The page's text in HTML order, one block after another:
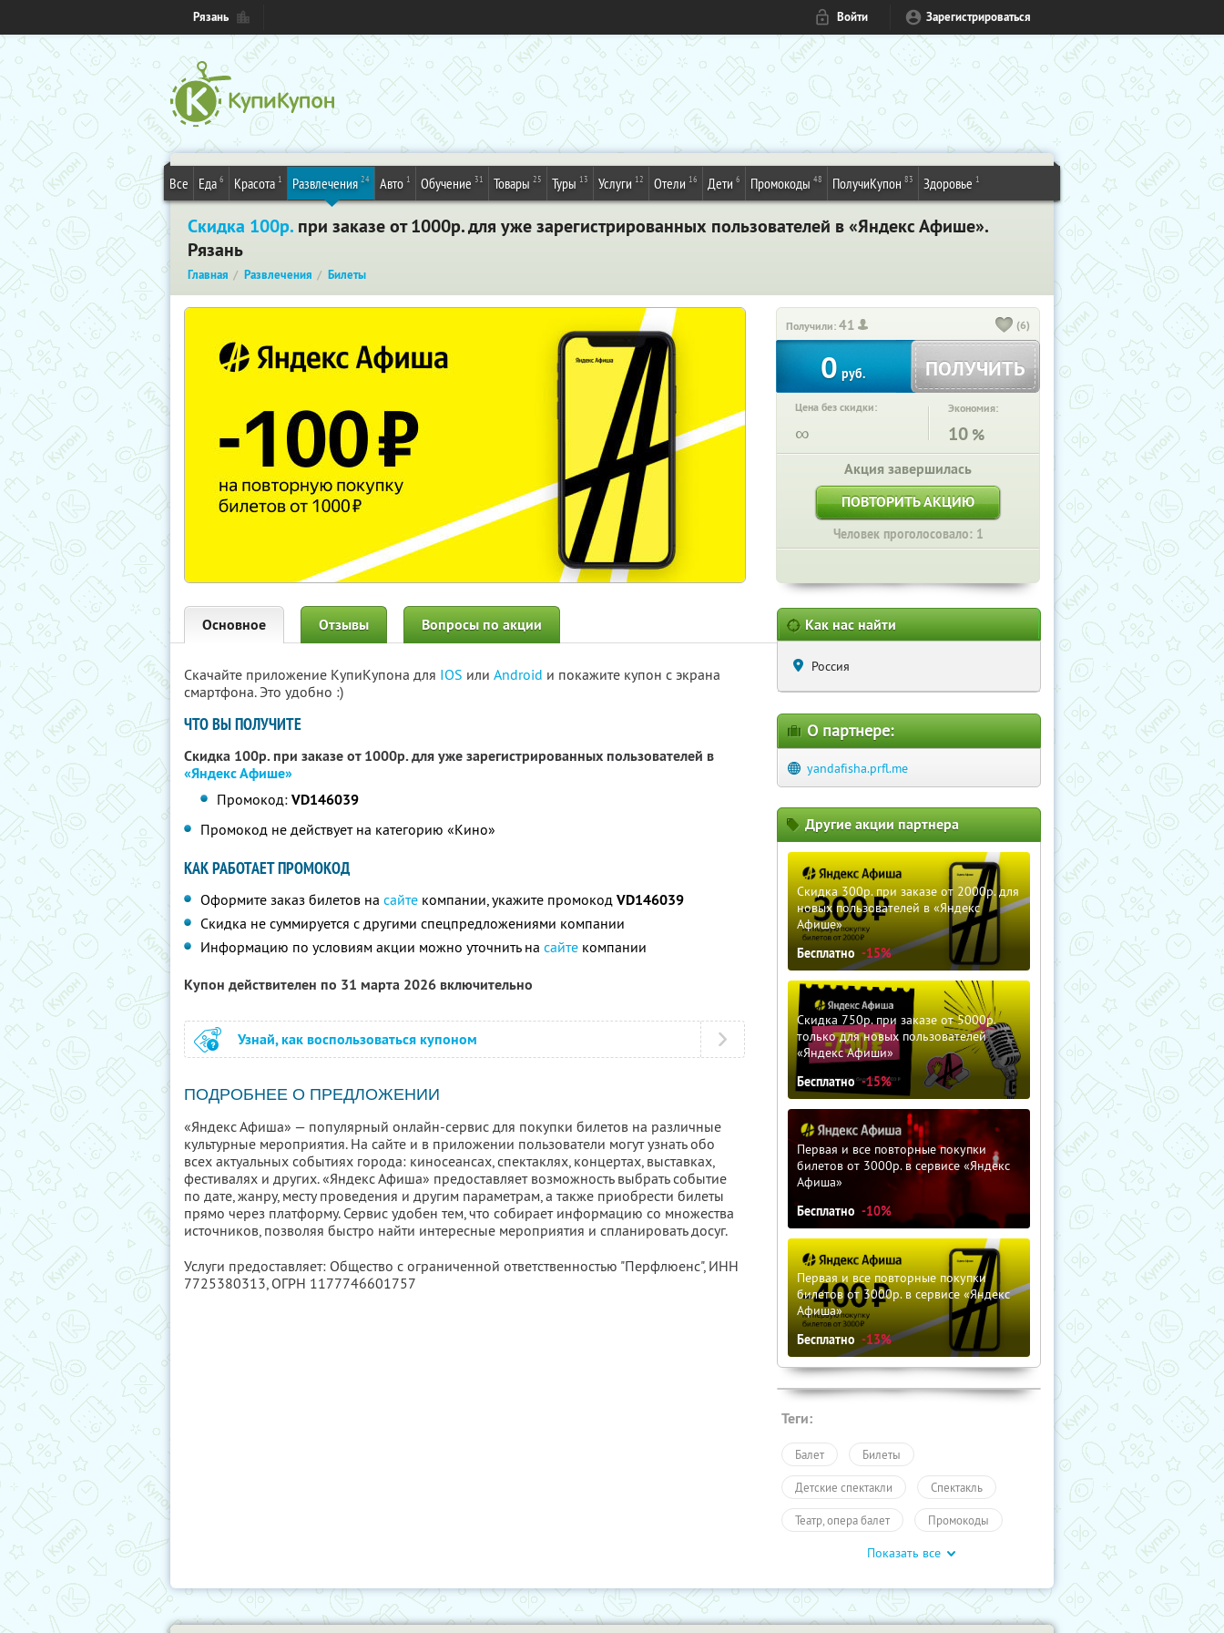
Рязань Войти Зарегистрироваться
Все Еда 6 Красота 1 Развлечения 24 Авто 1 Обучение 31 Товары 25 Туры 13 Услуги 12 Отели 16 Дети 6 Промокоды 48 ПолучиКупон 83 Здоровье 1
Скидка 100р. при заказе от 1000р. для уже зарегистрированных пользователей в «Яндекс Афише».
Рязань
Главная Развлечения Билеты
Получили:41 (6)
0 руб. ПОЛУЧИТЬ
Цена без скидки:
∞
Экономия:
10 %
Акция завершилась
ПОВТОРИТЬ АКЦИЮ
Человек проголосовало: 1
Основное Отзывы Вопросы по акции
Скачайте приложение КупиКупона для IOS или Android и покажите купон с экрана
смартфона. Это удобно :)
ЧТО ВЫ ПОЛУЧИТЕ
Скидка 100р. при заказе от 1000р. для уже зарегистрированных пользователей в
«Яндекс Афише»
Промокод:VD146039
Промокод не действует на категорию «Кино»
КАК РАБОТАЕТ ПРОМОКОД
Оформите заказ билетов на сайте компании, укажите промокод VD146039
Скидка не суммируется с другими спецпредложениями компании
Информацию по условиям акции можно уточнить на сайте компании
Купон действителен по 31 марта 2026 включительно
Узнай, как воспользоваться купоном
ПОДРОБНЕЕ О ПРЕДЛОЖЕНИИ
«Яндекс Афиша» — популярный онлайн-сервис для покупки билетов на различные
культурные мероприятия. На сайте и в приложении пользователи могут узнать обо
всех актуальных событиях города: киносеансах, спектаклях, концертах, выставках,
фестивалях и других. «Яндекс Афиша» предоставляет возможность выбрать событие
по дате, жанру, месту проведения и другим параметрам, а также приобрести билеты
прямо через платформу. Сервис удобен тем, что собирает информацию со множества
источников, позволяя быстро найти интересные мероприятия и спланировать досуг.
Услуги предоставляет: Общество с ограниченной ответственностью "Перфлюенс", ИНН
7725380313, ОГРН 1177746601757
Как нас найти
Россия
О партнере:
yandafisha.prfl.me
Другие акции партнера
Скидка 300р. при заказе от 2000р. для
новых пользователей в «Яндекс
Афише»
Бесплатно -15%
Скидка 750р. при заказе от 5000р.
только для новых пользователей
«Яндекс Афиши»
Бесплатно -15%
Первая и все повторные покупки
билетов от 3000р. в сервисе «Яндекс
Афиша»
Бесплатно -10%
Первая и все повторные покупки
билетов от 3000р. в сервисе «Яндекс
Афиша»
Бесплатно -13%
Теги:
Балет Билеты
Детские спектакли Спектакль
Театр, опера балет Промокоды
Развлечения
ПолучиКупон Развлечения
Показать все